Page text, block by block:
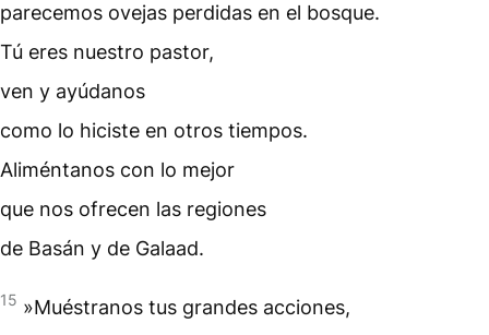
parecemos ovejas perdidas en el bosque.
Tú eres nuestro pastor,
ven y ayúdanos
como lo hiciste en otros tiempos.
Aliméntanos con lo mejor
que nos ofrecen las regiones
de Basán y de Galaad.
15 »Muéstranos tus grandes acciones,